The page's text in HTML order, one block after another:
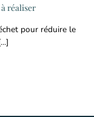
réaliser
pour réduire le